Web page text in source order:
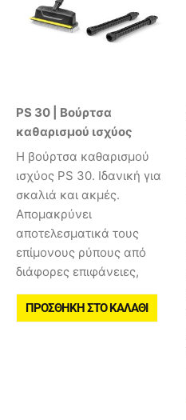
PS 30 | Βούρτσα
καθαρισμού ισχύος
Η βούρτσα καθαρισμού
ισχύος PS 30. Ιδανική για
σκαλιά και ακμές.
Aπομακρύνει
αποτελεσματικά τους
επίμονους ρύπους από
διάφορες επιφάνειες,
ΠΡΟΣΘΉΚΗ ΣΤΟ ΚΑΛΆΘΙ